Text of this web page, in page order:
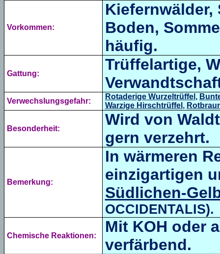
Vorkommen:
Boden,
häufig.
Gattung:
Trüffelartige,
Verwechslungsgefahr:
Rotaderige Wurzeltrüffel ,
Warzige Hirschtrüffel ,
Besonderheit:
Wird von
gern verzehrt.
Bemerkung:
In wärmeren
einzigartigen
Südlichen-
OCCIDENTALIS).
Chemische Reaktionen:
Mit KOH oder
verfärbend.